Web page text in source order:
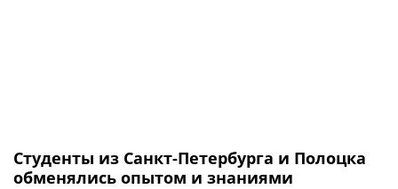
Студенты из Санкт-Петербурга и Полоцка
обменялись опытом и знаниями